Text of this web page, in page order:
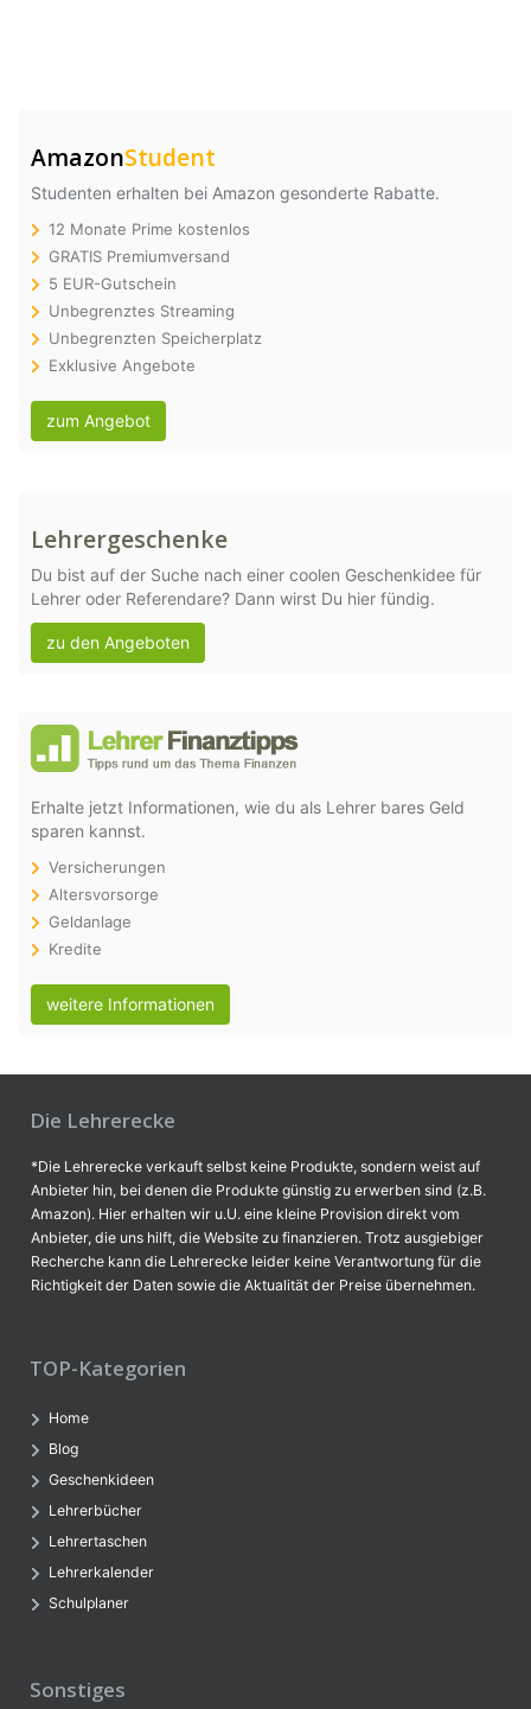
AmazonStudent
Studenten erhalten bei Amazon gesonderte Rabatte.
12 Monate Prime kostenlos
GRATIS Premiumversand
5 EUR-Gutschein
Unbegrenztes Streaming
Unbegrenzten Speicherplatz
Exklusive Angebote
zum Angebot
Lehrergeschenke
Du bist auf der Suche nach einer coolen Geschenkidee für
Lehrer oder Referendare? Dann wirst Du hier fündig.
zu den Angeboten
Erhalte jetzt Informationen, wie du als Lehrer bares Geld
sparen kannst.
Versicherungen
Altersvorsorge
Geldanlage
Kredite
weitere Informationen
Die Lehrerecke
*Die Lehrerecke verkauft selbst keine Produkte, sondern weist auf
Anbieter hin, bei denen die Produkte günstig zu erwerben sind (z.B.
Amazon). Hier erhalten wir u.U. eine kleine Provision direkt vom
Anbieter, die uns hilft, die Website zu finanzieren. Trotz ausgiebiger
Recherche kann die Lehrerecke leider keine Verantwortung für die
Richtigkeit der Daten sowie die Aktualität der Preise übernehmen.
TOP-Kategorien
Home
Blog
Geschenkideen
Lehrerbücher
Lehrertaschen
Lehrerkalender
Schulplaner
Sonstiges